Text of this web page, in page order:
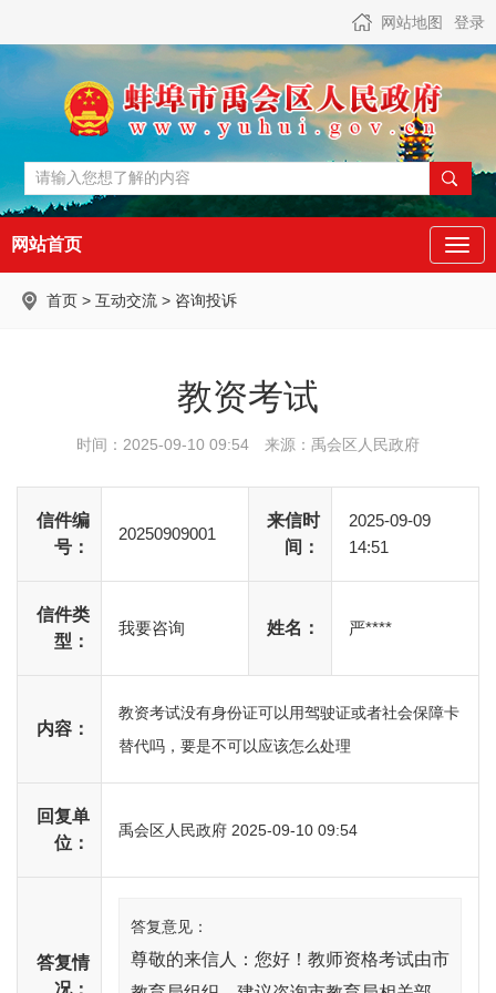
网站地图 登录
网站首页
首页 > 互动交流 > 咨询投诉
教资考试
时间：2025-09-10 09:54 来源：禹会区人民政府
信件编
号：
20250909001
来信时
间：
2025-09-09
14:51
信件类
型：
我要咨询 姓名： 严****
内容：
教资考试没有身份证可以用驾驶证或者社会保障卡
替代吗，要是不可以应该怎么处理
回复单
位：
禹会区人民政府 2025-09-10 09:54
答复情
况：
答复意见：
尊敬的来信人：您好！教师资格考试由市